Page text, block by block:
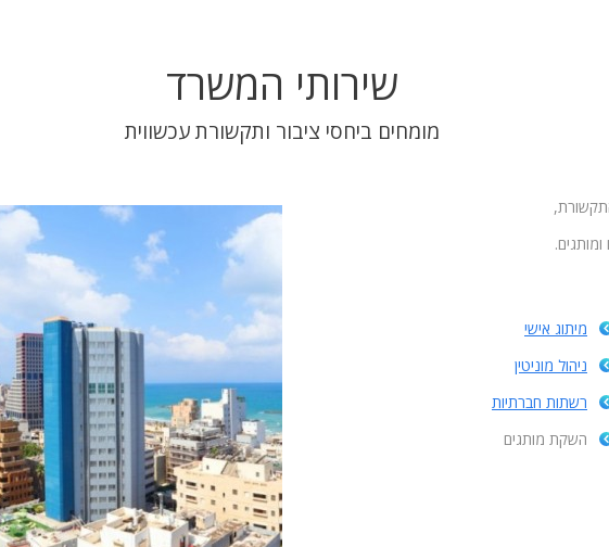
שירותי המשרד
מומחים ביחסי ציבור ותקשורת עכשווית
מיתוג אישי
ניהול מוניטין
רשתות חברתיות
השקת מותגים